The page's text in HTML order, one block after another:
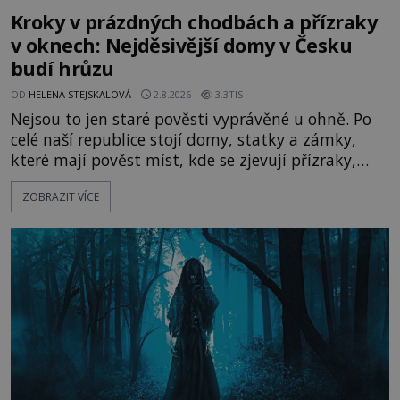
Kroky v prázdných chodbách a přízraky
v oknech: Nejděsivější domy v Česku
budí hrůzu
OD HELENA STEJSKALOVÁ 2.8.2026 3.3TIS
Nejsou to jen staré pověsti vyprávěné u ohně. Po
celé naší republice stojí domy, statky a zámky,
které mají pověst míst, kde se zjevují přízraky,
ozývají nevysvětlitelné zvuky nebo se dějí podivné
jevy. Zatímco historici většinou hledají racionální
lokality vykazují nápadně podobná svědectví po
celé generace. A právě tato opakující se svědectví
ZOBRAZIT VÍCE